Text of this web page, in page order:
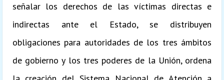
señalar los derechos de las víctimas directas e
indirectas ante el Estado, se distribuyen
obligaciones para autoridades de los tres ámbitos
de gobierno y los tres poderes de la Unión, ordena